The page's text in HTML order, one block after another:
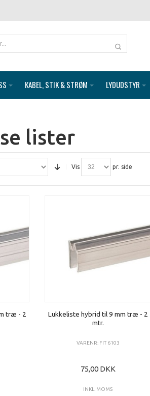
KABEL, STIK & STRØM LYDUDSTYR
lister
Vis pr. side
træ - 2
Lukkeliste hybrid til 9 mm træ - 2
mtr.
VARENR: FIT 6103
75,00 DKK
INKL. MOMS